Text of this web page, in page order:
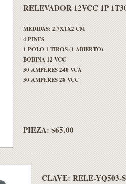
RELEVADOR 12VCC 1P
MEDIDAS: 2.7X1X2 CM
4 PINES
1 POLO 1 TIROS (1 ABIERTO)
BOBINA 12 VCC
30 AMPERES 240 VCA
30 AMPERES 28 VCC
PIEZA: $65.00
CLAVE: RELE-YQ503-